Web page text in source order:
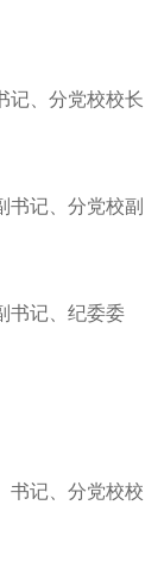
记、分党校校长
书记、分党校副
书记、纪委委
书记、分党校校